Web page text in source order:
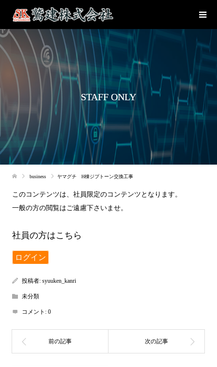
STAFF ONLY
business ヤマグチ H棟ジプトーン交換工事
このコンテンツは、社員限定のコンテンツとなります。
一般の方の閲覧はご遠慮下さいませ。
社員の方はこちら
ログイン
投稿者: syuuken_kanri
未分類
コメント: 0